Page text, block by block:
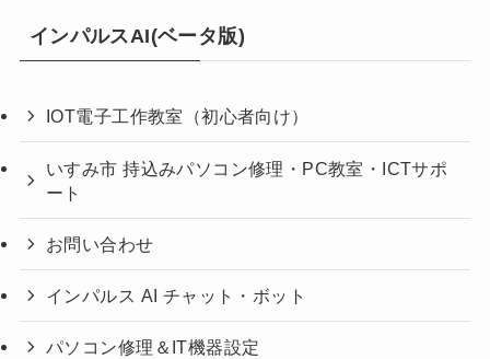
インパルスAI(ベータ版)
IOT電子工作教室（初心者向け）
いすみ市 持込みパソコン修理・PC教室・ICTサポ
ート
お問い合わせ
インパルス AI チャット・ボット
パソコン修理＆IT機器設定